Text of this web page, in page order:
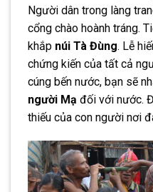
Người dân trong làng
cổng chào hoành tráng.
khắp núi Tà Đùng. Lễ
chứng kiến của tất cả
cúng bến nước, bạn sẽ
người Mạ đối với nước.
thiếu của con người nơi